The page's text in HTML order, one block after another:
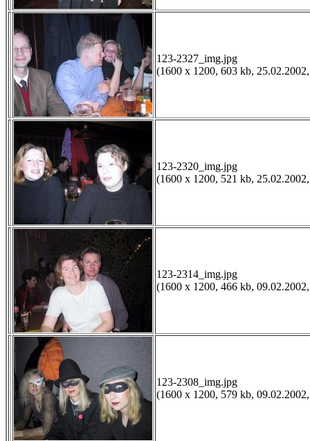
123-2327_img.jpg
(1600 x 1200, 603 kb,
123-2320_img.jpg
(1600 x 1200, 521 kb,
123-2314_img.jpg
(1600 x 1200, 466 kb,
123-2308_img.jpg
(1600 x 1200, 579 kb,